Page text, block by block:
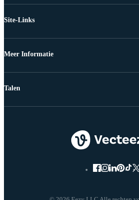
Site-Links
Meer Informatie
Talen